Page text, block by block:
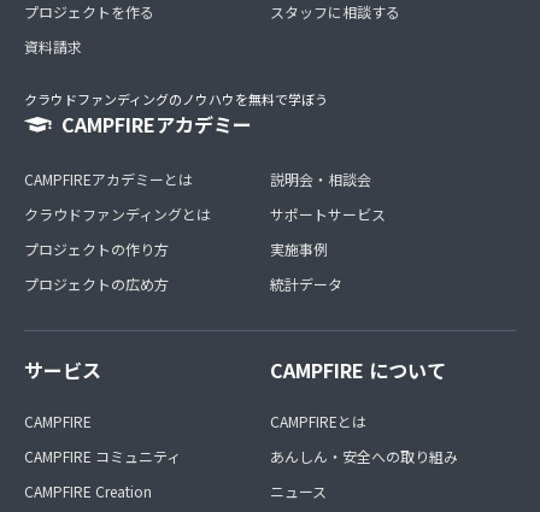
プロジェクトを作る
資料請求
スタッフに相談する
クラウドファンディングのノウハウを無料で学ぼう
CAMPFIREアカデミー
CAMPFIREアカデミーとは
クラウドファンディングとは
プロジェクトの作り方
プロジェクトの広め方
説明会・相談会
サポートサービス
実施事例
統計データ
サービス
CAMPFIRE
CAMPFIRE コミュニティ
CAMPFIRE Creation
CAMPFIRE について
CAMPFIREとは
あんしん・安全への取り組み
ニュース